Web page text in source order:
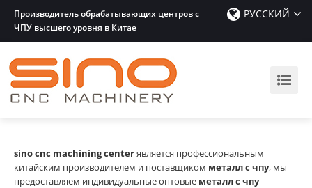
Производитель обрабатывающих центров с
ЧПУ высшего уровня в Китае
РУССКИЙ
sino cnc machining centerявляется профессиональным
китайским производителем и поставщиком металл с чпу, мы
предоставляем индивидуальные оптовые металл с чпу